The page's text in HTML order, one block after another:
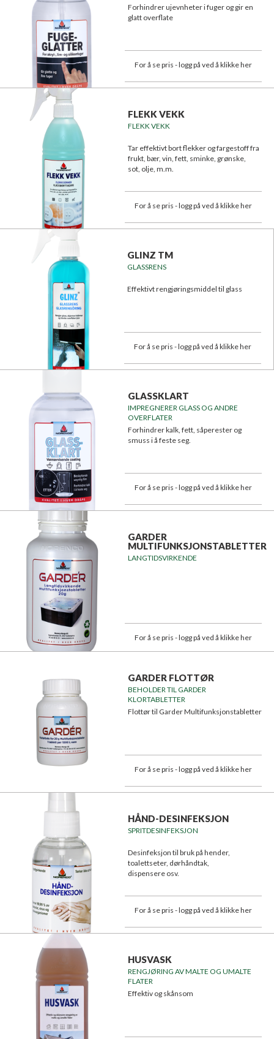
Forhindrer ujevnheter i fuger og gir en
glatt overflate
For å se pris - logg på ved å klikke her
FLEKK VEKK
FLEKK VEKK
Tar effektivt bort flekker og fargestoff fra
frukt, bær, vin, fett, sminke, grønske,
sot, olje, m.m.
For å se pris - logg på ved å klikke her
GLINZ TM
GLASSRENS
Effektivt rengjøringsmiddel til glass
For å se pris - logg på ved å klikke her
GLASSKLART
IMPREGNERER GLASS OG ANDRE
OVERFLATER
Forhindrer kalk, fett, såperester og
smuss i å feste seg.
For å se pris - logg på ved å klikke her
GARDER
MULTIFUNKSJONSTABLETTER
LANGTIDSVIRKENDE
For å se pris - logg på ved å klikke her
GARDER FLOTTØR
BEHOLDER TIL GARDER
KLORTABLETTER
Flottør til Garder Multifunksjonstabletter
For å se pris - logg på ved å klikke her
HÅND-DESINFEKSJON
SPRITDESINFEKSJON
Desinfeksjon til bruk på hender,
toalettseter, dørhåndtak,
dispensere osv.
For å se pris - logg på ved å klikke her
HUSVASK
RENGJØRING AV MALTE OG UMALTE
FLATER
Effektiv og skånsom